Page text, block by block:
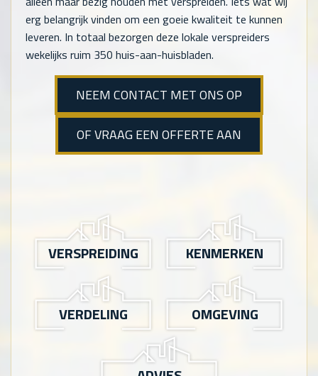
erg belangrijk vinden om een goeie kwaliteit te kunnen
leveren. In totaal bezorgen deze lokale verspreiders
wekelijks ruim 350 huis-aan-huisbladen.
NEEM CONTACT MET ONS OP
OF VRAAG EEN OFFERTE AAN
VERSPREIDING KENMERKEN
VERDELING OMGEVING